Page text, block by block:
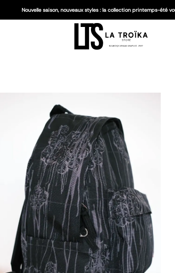
Nouvelle saison, nouveaux styles : la collection printemps-été